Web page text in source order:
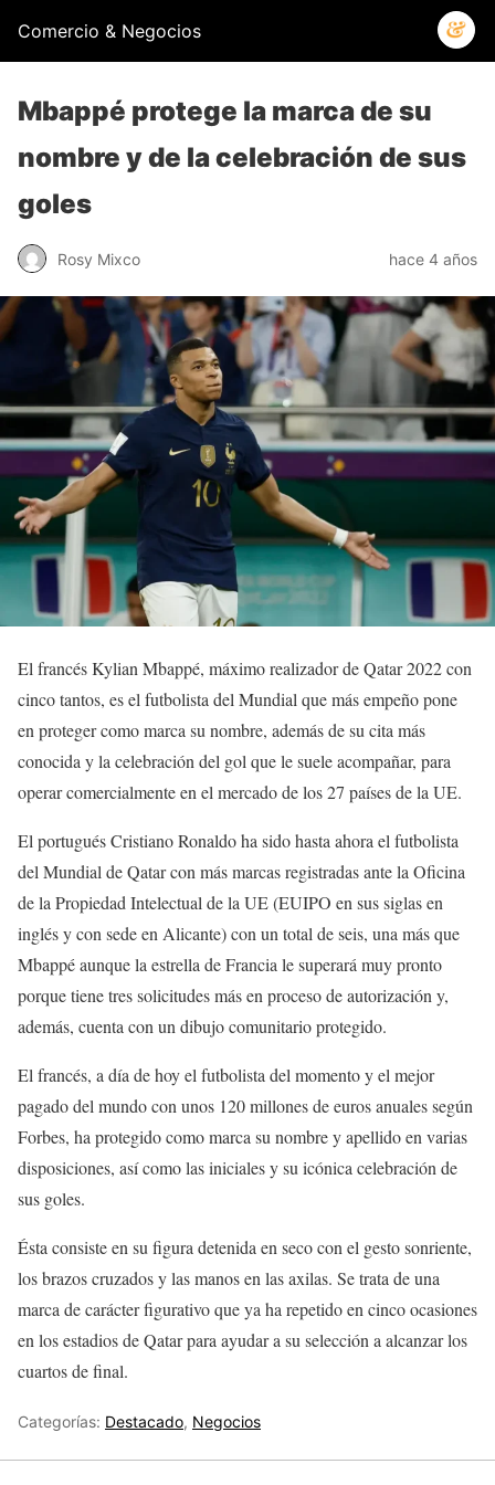
Comercio & Negocios
Mbappé protege la marca de su
nombre y de la celebración de sus
goles
Rosy Mixco hace 4 años
El francés Kylian Mbappé, máximo realizador de Qatar 2022 con
cinco tantos, es el futbolista del Mundial que más empeño pone
en proteger como marca su nombre, además de su cita más
conocida y la celebración del gol que le suele acompañar, para
operar comercialmente en el mercado de los 27 países de la UE.
El portugués Cristiano Ronaldo ha sido hasta ahora el futbolista
del Mundial de Qatar con más marcas registradas ante la Oficina
de la Propiedad Intelectual de la UE (EUIPO en sus siglas en
inglés y con sede en Alicante) con un total de seis, una más que
Mbappé aunque la estrella de Francia le superará muy pronto
porque tiene tres solicitudes más en proceso de autorización y,
además, cuenta con un dibujo comunitario protegido.
El francés, a día de hoy el futbolista del momento y el mejor
pagado del mundo con unos 120 millones de euros anuales según
Forbes, ha protegido como marca su nombre y apellido en varias
disposiciones, así como las iniciales y su icónica celebración de
sus goles.
Ésta consiste en su figura detenida en seco con el gesto sonriente,
los brazos cruzados y las manos en las axilas. Se trata de una
marca de carácter figurativo que ya ha repetido en cinco ocasiones
en los estadios de Qatar para ayudar a su selección a alcanzar los
cuartos de final.
Categorías: Destacado, Negocios